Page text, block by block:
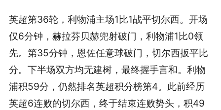
英超第36轮，利物浦主场1比1战平切尔西。开场
仅6分钟，赫拉芬贝赫兜射破门，利物浦1比0领
先。第35分钟，恩佐任意球破门，切尔西扳平比
分。下半场双方均无建树，最终握手言和。利物
浦积59分，仍然排名英超积分榜第4。此前经历
英超6连败的切尔西，终于结束连败势头，积49